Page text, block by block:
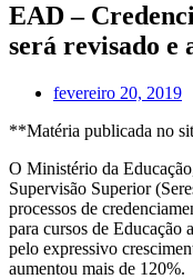
EAD –
será revisado e
fevereiro 20, 2019
**Matéria publicada no
O Ministério da
Supervisão Superior
processos de
para cursos de Educação
pelo expressivo
aumentou mais de 120%.